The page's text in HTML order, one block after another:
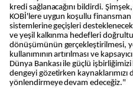
kredi sağlanacağını bildirdi.
KOBİ'lere uygun koşullu
sistemlerine geçişleri
ve yeşil kalkınma hedefleri
dönüşümünün gerçekleştirilmesi,
kullanımının artırılması ve
Dünya Bankası ile güçlü
dengeyi gözetirken
yönlendirmeye devam edeceğiz."